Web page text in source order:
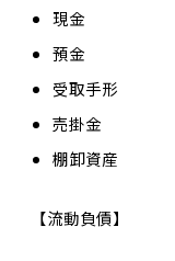
現金
預金
受取手形
売掛金
棚卸資産
【流動負債】